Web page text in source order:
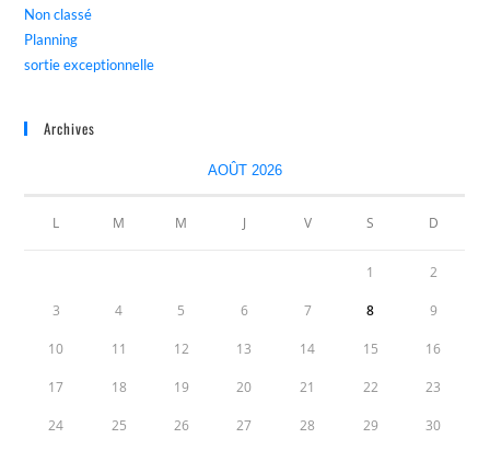
Non classé
Planning
sortie exceptionnelle
Archives
AOÛT 2026
L M M J V S D
1 2
3 4 5 6 7 8 9
10 11 12 13 14 15 16
17 18 19 20 21 22 23
24 25 26 27 28 29 30